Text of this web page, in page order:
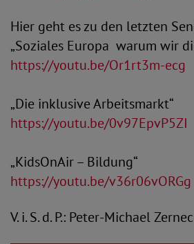
Hier geht es zu den letzten
„Soziales Europa warum wir
https://youtu.be/Or1rt3m-ecg
„Die inklusive Arbeitsmarkt“
https://youtu.be/0v97EpvP5ZI
„KidsOnAir – Bildung“
https://youtu.be/v36r06vORGg
V. i. S. d. P.: Peter-Michael